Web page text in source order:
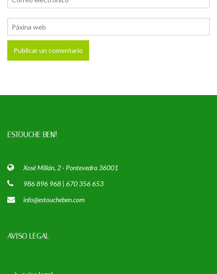
ESTOUCHE BEN!
Xosé Millán, 2 · Pontevedra 36001
986 896 968 | 670 356 653
info@estoucheben.com
AVISO LEGAL